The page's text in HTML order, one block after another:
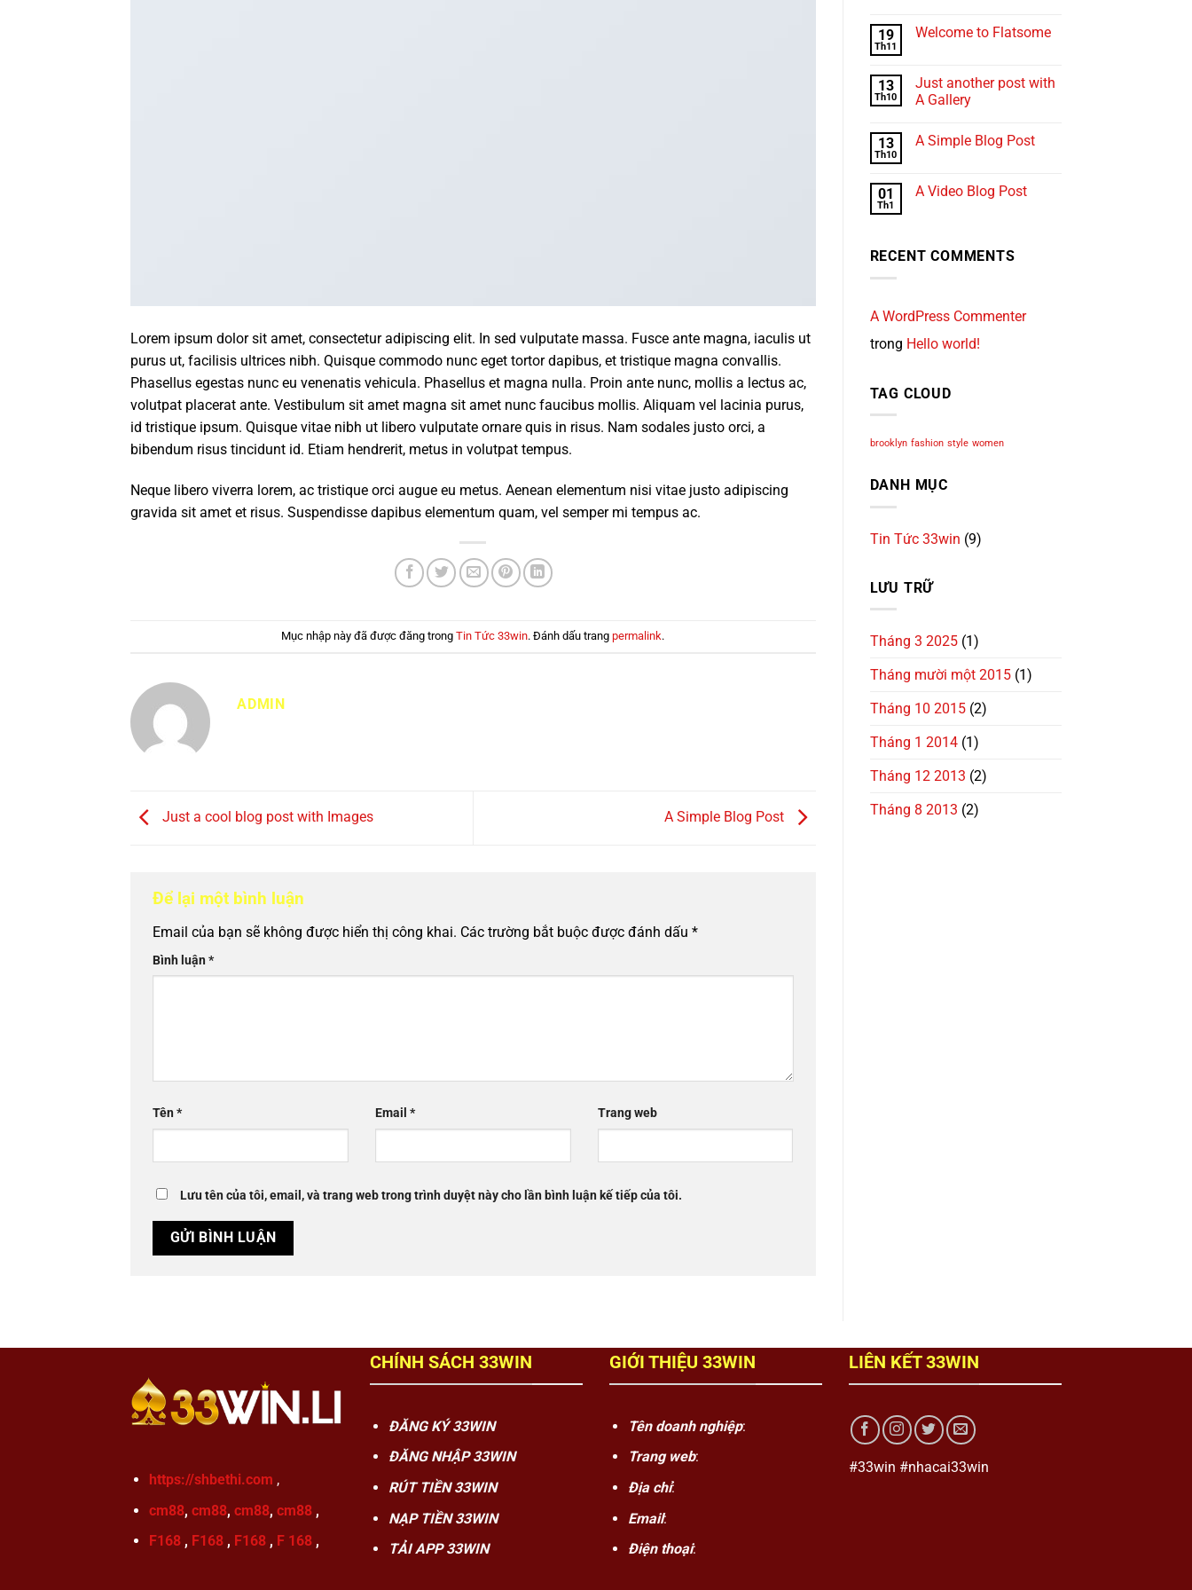
Lorem ipsum dolor sit amet, consectetur adipiscing elit. In sed vulputate massa. Fusce ante magna, iaculis ut
purus ut, facilisis ultrices nibh. Quisque commodo nunc eget tortor dapibus, et tristique magna convallis.
Phasellus egestas nunc eu venenatis vehicula. Phasellus et magna nulla. Proin ante nunc, mollis a lectus ac,
volutpat placerat ante. Vestibulum sit amet magna sit amet nunc faucibus mollis. Aliquam vel lacinia purus,
id tristique ipsum. Quisque vitae nibh ut libero vulputate ornare quis in risus. Nam sodales justo orci, a
bibendum risus tincidunt id. Etiam hendrerit, metus in volutpat tempus.
Neque libero viverra lorem, ac tristique orci augue eu metus. Aenean elementum nisi vitae justo adipiscing
gravida sit amet et risus. Suspendisse dapibus elementum quam, vel semper mi tempus ac.
Mục nhập này đã được đăng trongTin Tức 33win. Đánh dấu trangpermalink.
ADMIN
Just a cool blog post with Images A Simple Blog Post
Để lại một bình luận
Email của bạn sẽ không được hiển thị công khai. Các trường bắt buộc được đánh dấu *
Bình luận*
Tên* Email * Trang web
Lưu tên của tôi, email, và trang web trong trình duyệt này cho lần bình luận kế tiếp của tôi.
19
Th11
Welcome to Flatsome
13
Th10
Just another post with
A Gallery
13
Th10
A Simple Blog Post
01
Th1
A Video Blog Post
RECENT COMMENTS
A WordPress Commenter
trong Hello world!
TAG CLOUD
brooklyn fashion style women
DANH MỤC
Tin Tức 33win (9)
LƯU TRỮ
Tháng 3 2025(1)
Tháng mười một 2015(1)
Tháng 10 2015(2)
Tháng 1 2014(1)
Tháng 12 2013 (2)
Tháng 8 2013 (2)
https://shbethi.com ,
cm88, cm88, cm88, cm88,
F168, F168, F168, F 168,
CHÍNH SÁCH 33WIN
ĐĂNG KÝ 33WIN
ĐĂNG NHẬP 33WIN
RÚT TIỀN 33WIN
NẠP TIỀN 33WIN
TẢI APP 33WIN
GIỚI THIỆU 33WIN
Tên doanh nghiệp:
Trang web:
Địa chỉ:
Email:
Điện thoại:
LIÊN KẾT 33WIN
#33win #nhacai33win